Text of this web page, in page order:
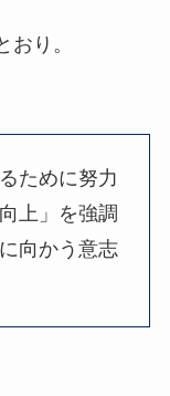
り。
ために努力
上」を強調
向かう意志